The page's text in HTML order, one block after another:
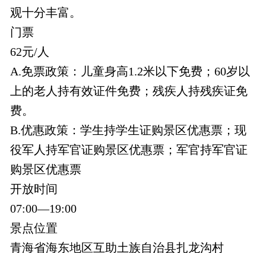
观十分丰富。
门票
62元/人
A.免票政策：儿童身高1.2米以下免费；60岁以
上的老人持有效证件免费；残疾人持残疾证免
费。
B.优惠政策：学生持学生证购景区优惠票；现
役军人持军官证购景区优惠票；军官持军官证
购景区优惠票
开放时间
07:00—19:00
景点位置
青海省海东地区互助土族自治县扎龙沟村